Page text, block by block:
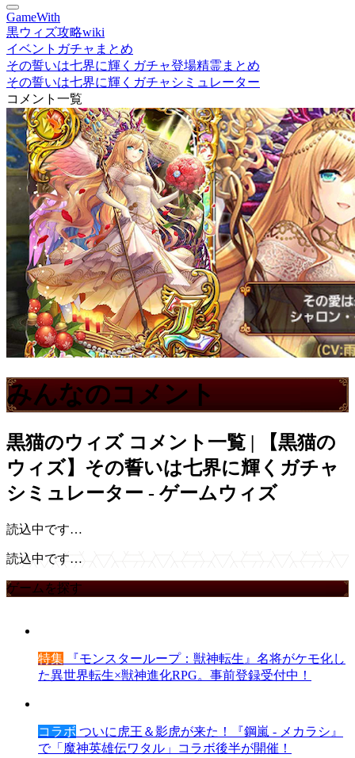
GameWith
黒ウィズ攻略wiki
イベントガチャまとめ
その誓いは七界に輝くガチャ登場精霊まとめ
その誓いは七界に輝くガチャシミュレーター
コメント一覧
みんなのコメント
黒猫のウィズ コメント一覧 | 【黒猫の
ウィズ】その誓いは七界に輝くガチャ
シミュレーター - ゲームウィズ
読込中です…
読込中です…
ゲームを探す
特集 『モンスターループ：獣神転生』名将がケモ化し
た異世界転生×獣神進化RPG。事前登録受付中！
コラボ ついに虎王＆影虎が来た！『鋼嵐 - メカラシ』
で「魔神英雄伝ワタル」コラボ後半が開催！